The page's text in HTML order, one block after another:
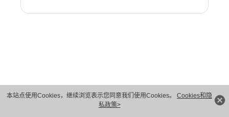
本站点使用Cookies，继续浏览表示您同意我们使用Cookies。 Cookies和隐
私政策>
版权所有 © 华为技术有限公司 1998-2026。 保留一切权利。粤A2-20044005号
隐私保护
法律声明